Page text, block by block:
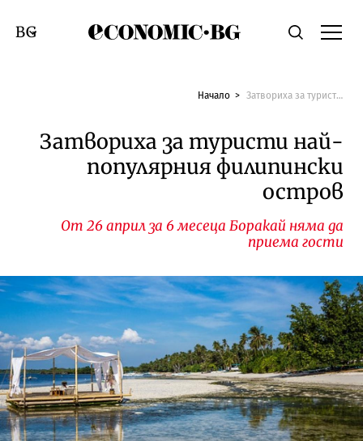
Economic.bgТърсене
Смяна на език
Начало Затвориха за туристи най-популярния филипински остров
Затвориха за туристи най-
популярния филипински
остров
От 26 април за 6 месеца Боракай няма да
приема гости